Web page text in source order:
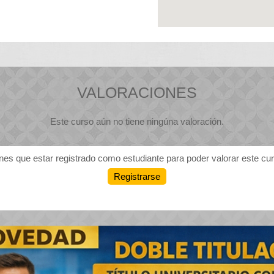
VALORACIONES
Este curso aún no tiene ningúna valoración.
que estar registrado como estudiante para poder valorar este
Registrarse